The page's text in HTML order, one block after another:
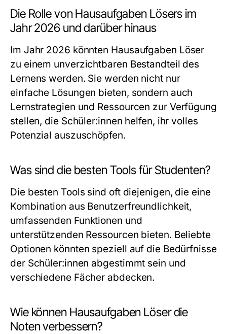
Die Rolle von Hausaufgaben Lösers im
Jahr 2026 und darüber hinaus
Im Jahr 2026 könnten Hausaufgaben Löser
zu einem unverzichtbaren Bestandteil des
Lernens werden. Sie werden nicht nur
einfache Lösungen bieten, sondern auch
Lernstrategien und Ressourcen zur Verfügung
stellen, die Schüler:innen helfen, ihr volles
Potenzial auszuschöpfen.
Was sind die besten Tools für Studenten?
Die besten Tools sind oft diejenigen, die eine
Kombination aus Benutzerfreundlichkeit,
umfassenden Funktionen und
unterstützenden Ressourcen bieten. Beliebte
Optionen könnten speziell auf die Bedürfnisse
der Schüler:innen abgestimmt sein und
verschiedene Fächer abdecken.
Wie können Hausaufgaben Löser die
Noten verbessern?